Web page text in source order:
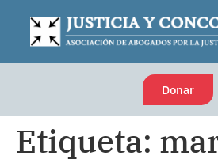
Donar
Etiqueta: